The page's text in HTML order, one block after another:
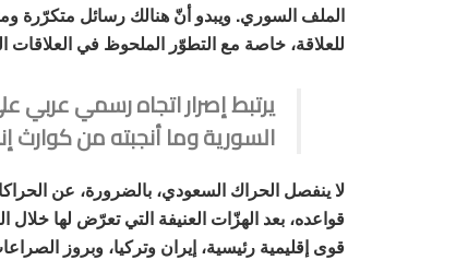
الملف السوري. ويبدو أنّ هنالك رسائل متكرّرة
للعلاقة، خاصة مع التطوّر الملحوظ في العلاقات
يرتبط إصرار اتجاه رسمي عربي
السورية وما أنجبته من كوارث
لا ينفصل الحراك السعودي، بالضرورة، عن
قواعده، بعد الهزّات العنيفة التي تعرّض لها خلال
قوى إقليمية رئيسية، إيران وتركيا، وبروز